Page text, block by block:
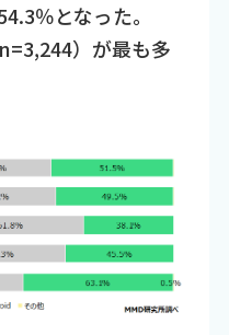
％となった。
）が最も多